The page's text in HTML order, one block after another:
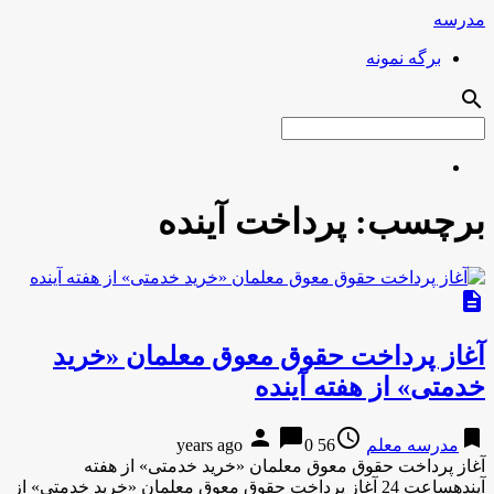
مدرسه
برگه نمونه
search
برچسب: پرداخت آینده
description
آغاز پرداخت حقوق معوق معلمان «خرید
خدمتی» از هفته آینده
bookmark مدرسه معلم access_time
56 years ago
person chat_bubble0
آغاز پرداخت حقوق معوق معلمان «خرید خدمتی» از هفته
آیندهساعت 24 آغاز پرداخت حقوق معوق معلمان «خرید خدمتی» از